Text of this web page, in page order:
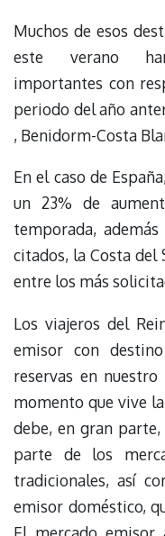
Muchos de esos
este verano
importantes con
periodo del año
, Benidorm-Costa
En el caso de
un 23% de
temporada,
citados, la Costa del
entre los más
Los viajeros del
emisor con
reservas en
momento que vive
debe, en gran
parte de los
tradicionales, así
emisor doméstico,